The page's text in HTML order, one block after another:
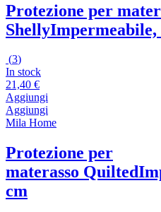
Protezione per
ShellyImpermeabile,
(3)
In stock
21,40 €
Aggiungi
Aggiungi
Mila Home
Protezione per
materasso Quilted
cm